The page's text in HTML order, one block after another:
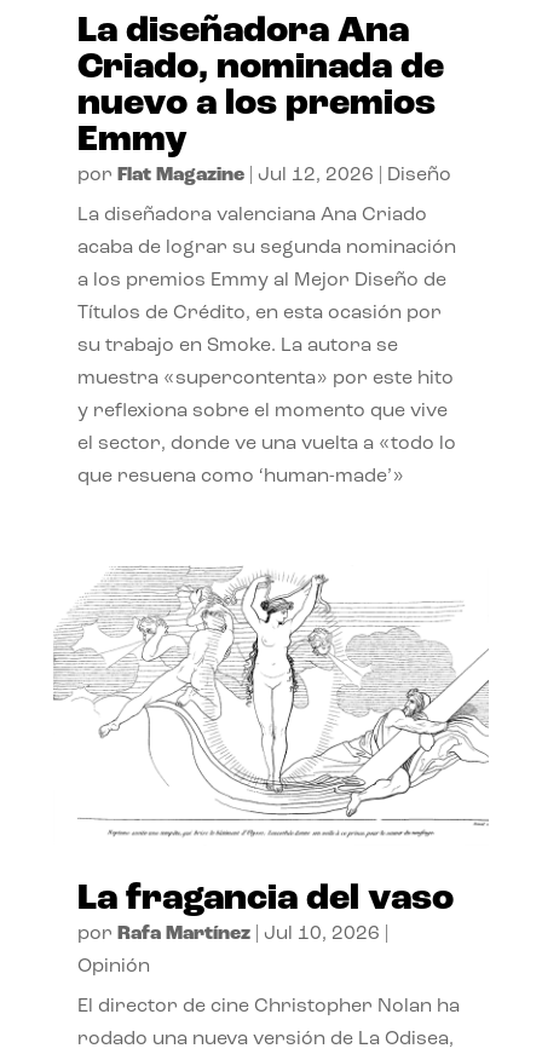
La diseñadora Ana
Criado, nominada de
nuevo a los premios
Emmy
por Flat Magazine| Jul 12, 2026 Diseño
La diseñadora valenciana Ana Criado
acaba de lograr su segunda nominación
a los premios Emmy al Mejor Diseño de
Títulos de Crédito, en esta ocasión por
su trabajo en Smoke. La autora se
muestra «supercontenta» por este hito
y reflexiona sobre el momento que vive
el sector, donde ve una vuelta a «todo lo
que resuena como ‘human-made’»
La fragancia del vaso
por Rafa Martínez| Jul 10, 2026
Opinión
El director de cine Christopher Nolan ha
rodado una nueva versión de La Odisea,